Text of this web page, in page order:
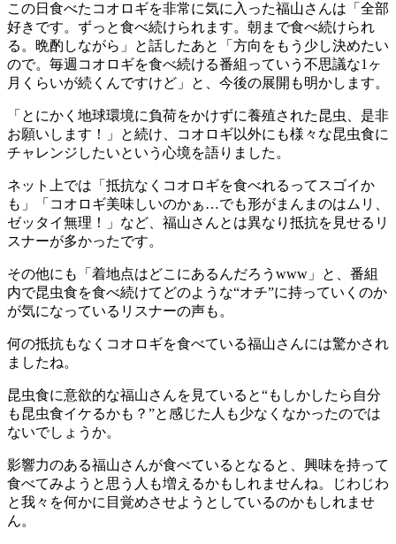
この日食べたコオロギを非常に気に入った福山さんは「全部
好きです。ずっと食べ続けられます。朝まで食べ続けられ
る。晩酌しながら」と話したあと「方向をもう少し決めたい
ので。毎週コオロギを食べ続ける番組っていう不思議な1ヶ
月くらいが続くんですけど」と、今後の展開も明かします。
「とにかく地球環境に負荷をかけずに養殖された昆虫、是非
お願いします！」と続け、コオロギ以外にも様々な昆虫食に
チャレンジしたいという心境を語りました。
ネット上では「抵抗なくコオロギを食べれるってスゴイか
も」「コオロギ美味しいのかぁ…でも形がまんまのはムリ、
ゼッタイ無理！」など、福山さんとは異なり抵抗を見せるリ
スナーが多かったです。
その他にも「着地点はどこにあるんだろうwww」と、番組
内で昆虫食を食べ続けてどのような“オチ”に持っていくのか
が気になっているリスナーの声も。
何の抵抗もなくコオロギを食べている福山さんには驚かされ
ましたね。
昆虫食に意欲的な福山さんを見ていると“もしかしたら自分
も昆虫食イケるかも？”と感じた人も少なくなかったのでは
ないでしょうか。
影響力のある福山さんが食べているとなると、興味を持って
食べてみようと思う人も増えるかもしれませんね。じわじわ
と我々を何かに目覚めさせようとしているのかもしれませ
ん。